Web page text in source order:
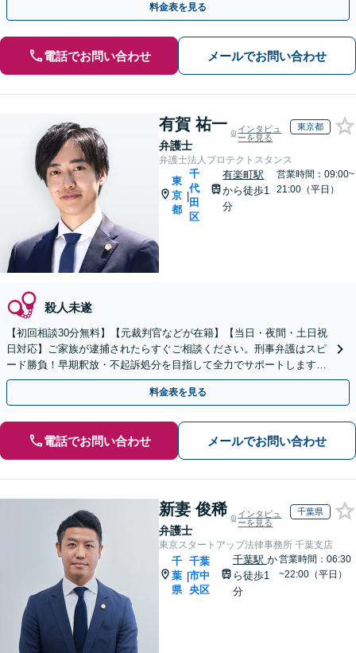
料金表を見る
電話でお問い合わせ メールでお問い合わせ
有賀 祐一
弁護士
インタビュ
ーを見る
東京都
弁護士法人プロテクトスタンス
東
京
都
|
千
代
田
区
有楽町駅
から徒歩1
分
営業時間：09:00~
21:00（平日）
殺人未遂
【初回相談30分無料】【元裁判官などが在籍】【当日・夜間・土日祝
日対応】ご家族が逮捕されたらすぐご相談ください。刑事弁護はスピ
ード勝負！早期釈放・不起訴処分を目指して全力でサポートします。
【スピード対応】
料金表を見る
電話でお問い合わせ メールでお問い合わせ
新妻 俊稀
弁護士
インタビュ
ーを見る
千葉県
東京スタートアップ法律事務所 千葉支店
千
葉
県
|
千葉
市中
央区
千葉駅 か
ら徒歩1
分
営業時間：06:30
~22:00（平日）